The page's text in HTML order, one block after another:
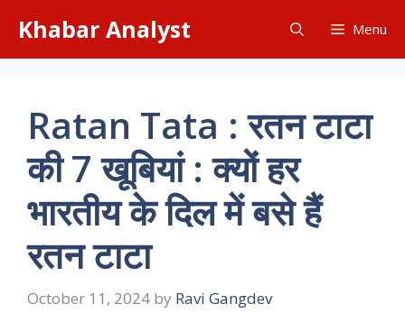
content
Khabar Analyst Menu
Ratan Tata : रतन टाटा
की 7 खूबियां : क्यों हर
भारतीय के दिल में बसे हैं
रतन टाटा
October 11, 2024 by Ravi Gangdev